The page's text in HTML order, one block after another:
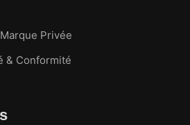
Privée
& Conformité